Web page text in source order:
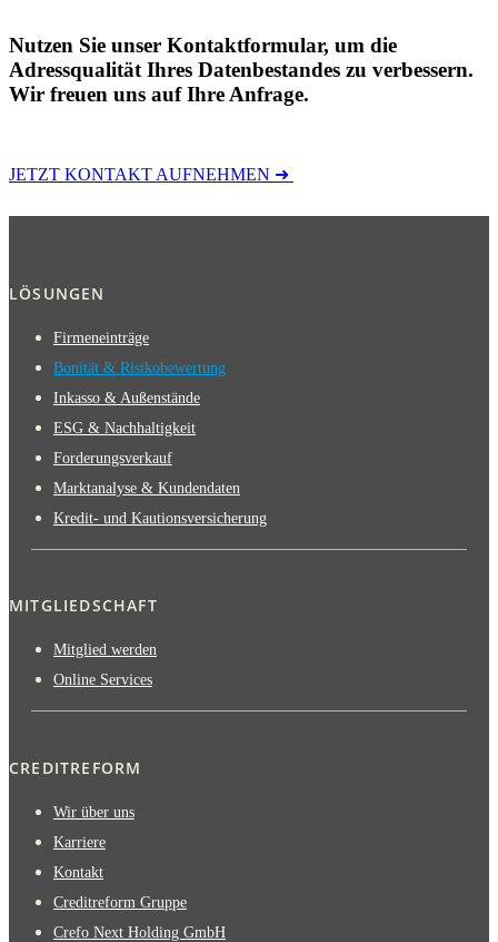
Nutzen Sie unser Kontaktformular, um die
Adressqualität Ihres Datenbestandes zu verbessern.
Wir freuen uns auf Ihre Anfrage.
JETZT KONTAKT AUFNEHMEN ➜
LÖSUNGEN
Firmeneinträge
Bonität & Risikobewertung
Inkasso & Außenstände
ESG & Nachhaltigkeit
Forderungsverkauf
Marktanalyse & Kundendaten
Kredit- und Kautionsversicherung
MITGLIEDSCHAFT
Mitglied werden
Online Services
CREDITREFORM
Wir über uns
Karriere
Kontakt
Creditreform Gruppe
Crefo Next Holding GmbH